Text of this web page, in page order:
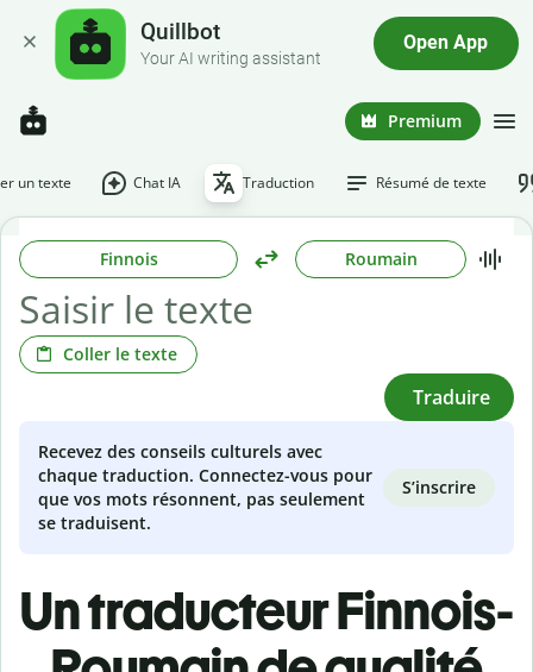
Quillbot
Your AI writing assistant
Open App
Premium
un texte Chat IA Traduction Résumé de texte
Finnois Roumain
Coller le texte
Traduire
Recevez des conseils culturels avec
chaque traduction. Connectez-vous pour
que vos mots résonnent, pas seulement
se traduisent.
S’inscrire
Un traducteur Finnois-